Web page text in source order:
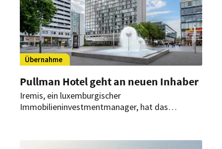
Übernahme
Pullman Hotel geht an neuen Inhaber
Iremis, ein luxemburgischer
Immobilieninvestmentmanager, hat das
renoviert und dann langfristig von der Barceló